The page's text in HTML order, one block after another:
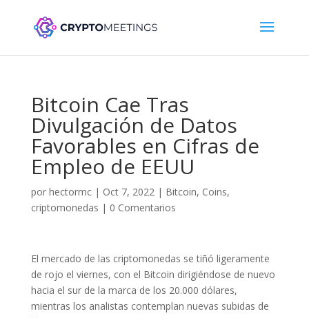
Bitcoin Cae Tras
Divulgación de Datos
Favorables en Cifras de
Empleo de EEUU
por hectormc| Oct 7, 2022| Bitcoin, Coins,
criptomonedas | 0 Comentarios
El mercado de las criptomonedas se tiñó ligeramente
de rojo el viernes, con el Bitcoin dirigiéndose de nuevo
hacia el sur de la marca de los 20.000 dólares,
mientras los analistas contemplan nuevas subidas de